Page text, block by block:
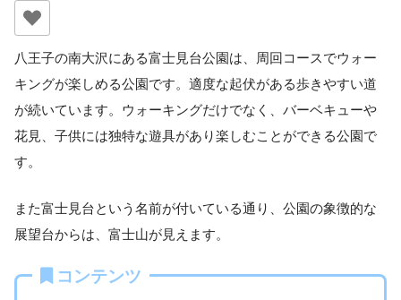
八王子の南大沢にある富士見台公園は、周回コースでウォー
キングが楽しめる公園です。適度な起伏がある歩きやすい道
が続いています。ウォーキングだけでなく、バーベキューや
花見、子供には独特な遊具があり楽しむことができる公園で
す。
また富士見台という名前が付いている通り、公園の象徴的な
展望台からは、富士山が見えます。
コンテンツ